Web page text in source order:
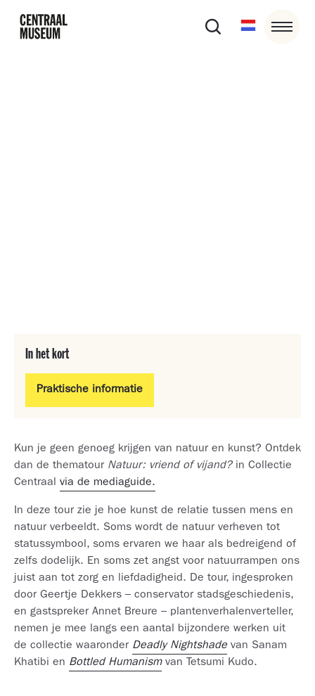
In het kort
Praktische informatie
Kun je geen genoeg krijgen van natuur en kunst? Ontdek
dan de thematour Natuur: vriend of vijand?in Collectie
Centraal via de mediaguide.
In deze tour zie je hoe kunst de relatie tussen mens en
natuur verbeeldt. Soms wordt de natuur verheven tot
statussymbool, soms ervaren we haar als bedreigend of
zelfs dodelijk. En soms zet angst voor natuurrampen ons
juist aan tot zorg en liefdadigheid. De tour, ingesproken
door Geertje Dekkers – conservator stadsgeschiedenis,
en gastspreker Annet Breure – plantenverhalenverteller,
nemen je mee langs een aantal bijzondere werken uit
de collectie waaronder Deadly Nightshade van Sanam
Khatibi en Bottled Humanismvan Tetsumi Kudo.